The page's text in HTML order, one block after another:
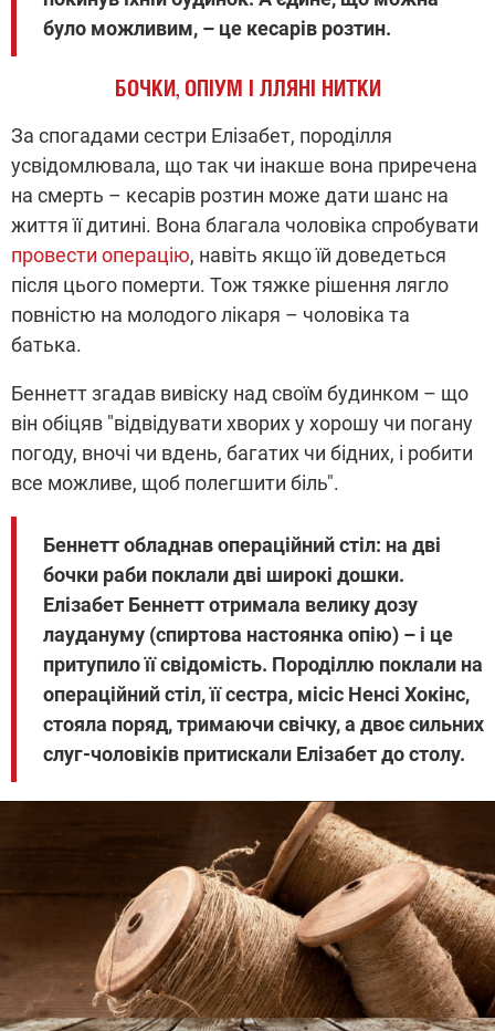
було можливим, – це кесарів розтин.
БОЧКИ, ОПІУМ І ЛЛЯНІ НИТКИ
За спогадами сестри Елізабет, породілля
усвідомлювала, що так чи інакше вона приречена
на смерть – кесарів розтин може дати шанс на
життя її дитині. Вона благала чоловіка спробувати
провести операцію, навіть якщо їй доведеться
після цього померти. Тож тяжке рішення лягло
повністю на молодого лікаря – чоловіка та
батька.
Беннетт згадав вивіску над своїм будинком – що
він обіцяв "відвідувати хворих у хорошу чи погану
погоду, вночі чи вдень, багатих чи бідних, і робити
все можливе, щоб полегшити біль".
Беннетт обладнав операційний стіл: на дві
бочки раби поклали дві широкі дошки.
Елізабет Беннетт отримала велику дозу
лаудануму (спиртова настоянка опію) – і це
притупило її свідомість. Породіллю поклали на
операційний стіл, її сестра, місіс Ненсі Хокінс,
стояла поряд, тримаючи свічку, а двоє сильних
слуг-чоловіків притискали Елізабет до столу.